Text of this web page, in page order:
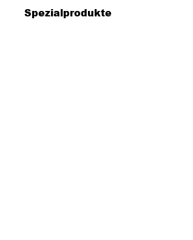
Spezialprodukte